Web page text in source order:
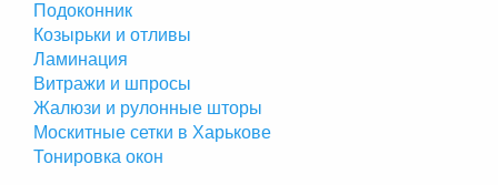
Подоконник
Козырьки и отливы
Ламинация
Витражи и шпросы
Жалюзи и рулонные шторы
Москитные сетки в Харькове
Тонировка окон